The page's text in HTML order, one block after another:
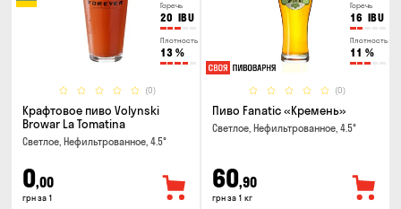
Горечь
20 IBU
Плотность
13 %
(0)
Крафтовое пиво Volynski
Browar La Tomatina
Светлое, Нефильтрованное, 4.5°
0,00
грн за 1
Горечь
16 IBU
Плотность
11 %
(0)
Пиво Fanatic «Кремень»
Светлое, Нефильтрованное, 4.5°
60,90
грн за 1 кг